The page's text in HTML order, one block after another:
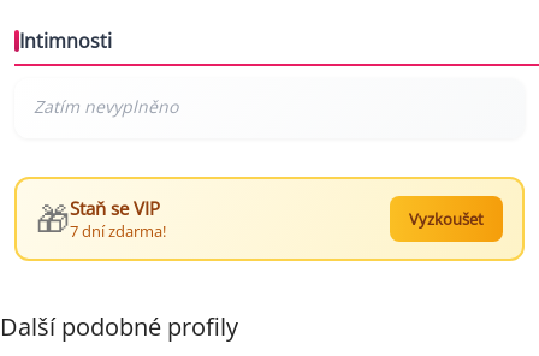
Intimnosti
🎁Staň se VIP
7 dní zdarma!
Vyzkoušet
Další podobné profily